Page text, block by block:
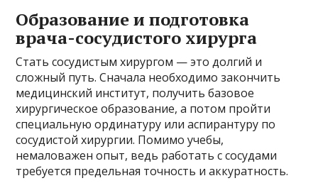
Образование и подготовка
врача-сосудистого хирурга
Стать сосудистым хирургом — это долгий и
сложный путь. Сначала необходимо закончить
медицинский институт, получить базовое
хирургическое образование, а потом пройти
специальную ординатуру или аспирантуру по
сосудистой хирургии. Помимо учебы,
немаловажен опыт, ведь работать с сосудами
требуется предельная точность и аккуратность.